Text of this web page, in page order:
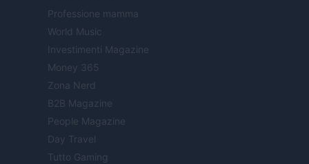
Professione mamma
World Music
Investimenti Magazine
Money 365
Zona Nerd
B2B Magazine
People Magazine
Day Travel
Tutto Gaming